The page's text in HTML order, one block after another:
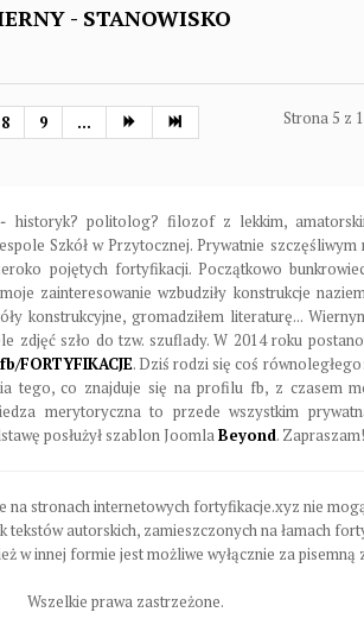
- STANOWISKO
Strona 5 z
8 9 ...
historyk? politolog? filozof z lekkim,
Szkół w Przytocznej. Prywatnie
pojętych fortyfikacji. Początkowo
zainteresowanie wzbudziły konstrukcje
konstrukcyjne, gromadziłem literaturę...
zdjęć szło do tzw. szuflady. W 2014 roku
fb/FORTYFIKACJE. Dziś rodzi się coś
tego, co znajduje się na profilu fb, z czasem
merytoryczna to przede wszystkim
posłużył szablon JoomlaBeyond. Zapraszam!
na stronach internetowych fortyfikacje.xyz nie
tekstów autorskich, zamieszczonych na łamach
w innej formie jest możliwe wyłącznie za pisemną
Wszelkie prawa zastrzeżone.